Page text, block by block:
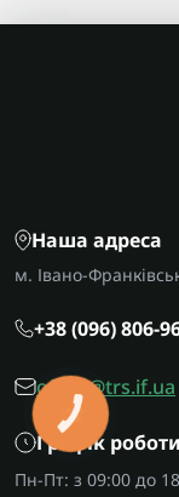
Наша адреса
м. Івано-
+38 (096) 806-
office@trs.if.ua
Графік роботи
Пн-Пт: з 09:00 до
КНОПКА
ЗВ'ЯЗКУ